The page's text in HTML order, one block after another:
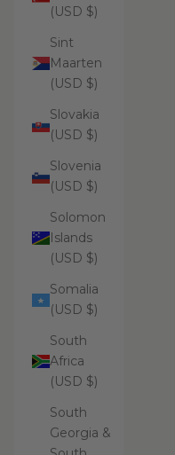
(USD $)
Sint
Maarten
(USD $)
Slovakia
(USD $)
Slovenia
(USD $)
Solomon
Islands
(USD $)
Somalia
(USD $)
South
Africa
(USD $)
South
Georgia &